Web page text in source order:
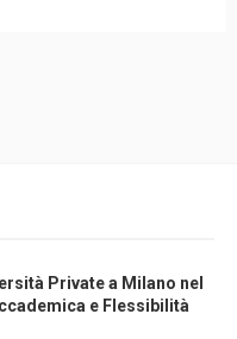
Private a Milano nel
e Flessibilità